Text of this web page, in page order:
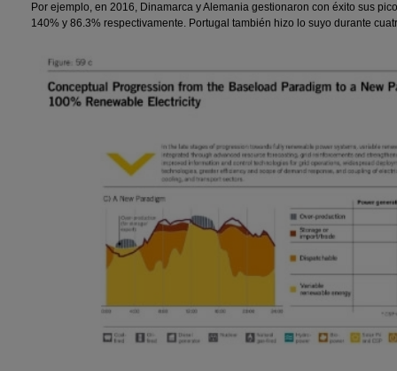
Por ejemplo, en 2016, Dinamarca y Alemania gestionaron con éxito sus
140% y 86.3% respectivamente. Portugal también hizo lo suyo durante